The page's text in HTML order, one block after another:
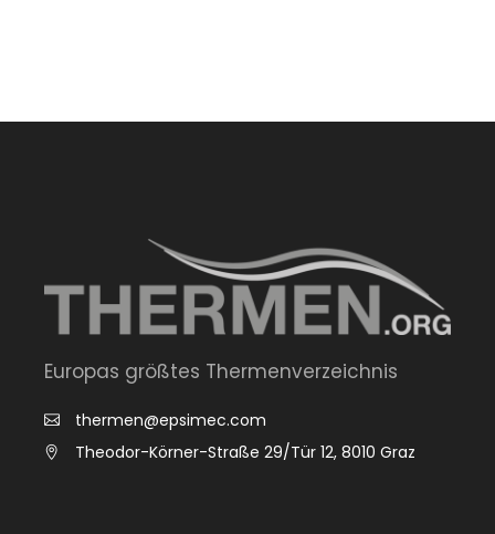
Europas größtes Thermenverzeichnis
thermen@epsimec.com
Theodor-Körner-Straße 29/Tür 12, 8010 Graz